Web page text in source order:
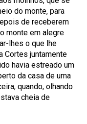
do monte, para
de receberem
monte em alegre
lhes o que lhe
Cortes juntamente
havia estreado um
da casa de uma
quando, olhando
cheia de